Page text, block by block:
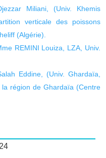
Miliani, (Univ. Khemis
verticale des poissons
(Algérie).
REMINI Louiza, LZA, Univ.
Eddine, (Univ. Ghardaïa,
région de Ghardaïa (Centre